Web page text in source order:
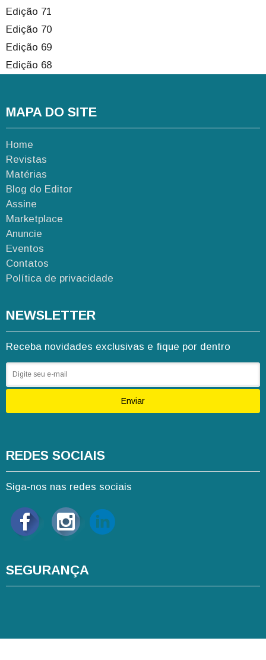
Edição 71
Edição 70
Edição 69
Edição 68
MAPA DO SITE
Home
Revistas
Matérias
Blog do Editor
Assine
Marketplace
Anuncie
Eventos
Contatos
Política de privacidade
NEWSLETTER
Receba novidades exclusivas e fique por dentro
Enviar
REDES SOCIAIS
Siga-nos nas redes sociais
SEGURANÇA